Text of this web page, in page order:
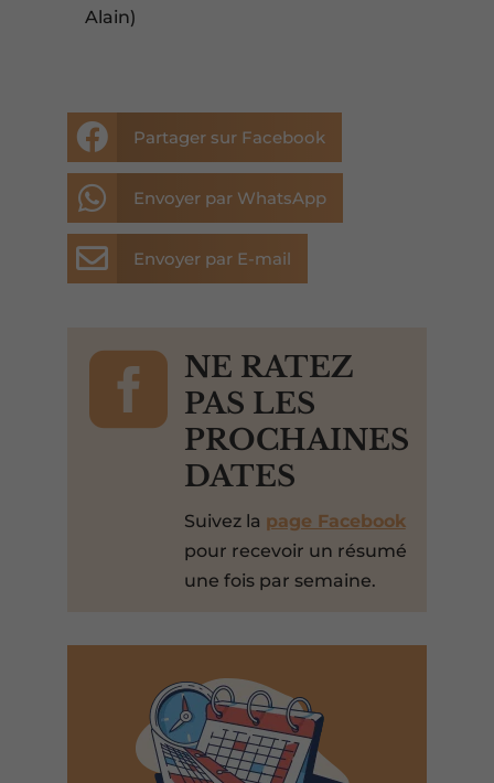
Alain)
 Partager sur Facebook
 Envoyer par WhatsApp
 Envoyer par E-mail

NE RATEZ
PAS LES
PROCHAINES
DATES
Suivez la page Facebook
pour recevoir un résumé
une fois par semaine.